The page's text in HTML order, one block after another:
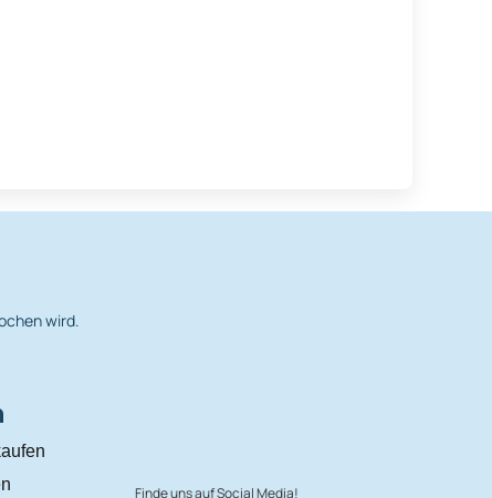
wird.
Finde uns auf Social Media!